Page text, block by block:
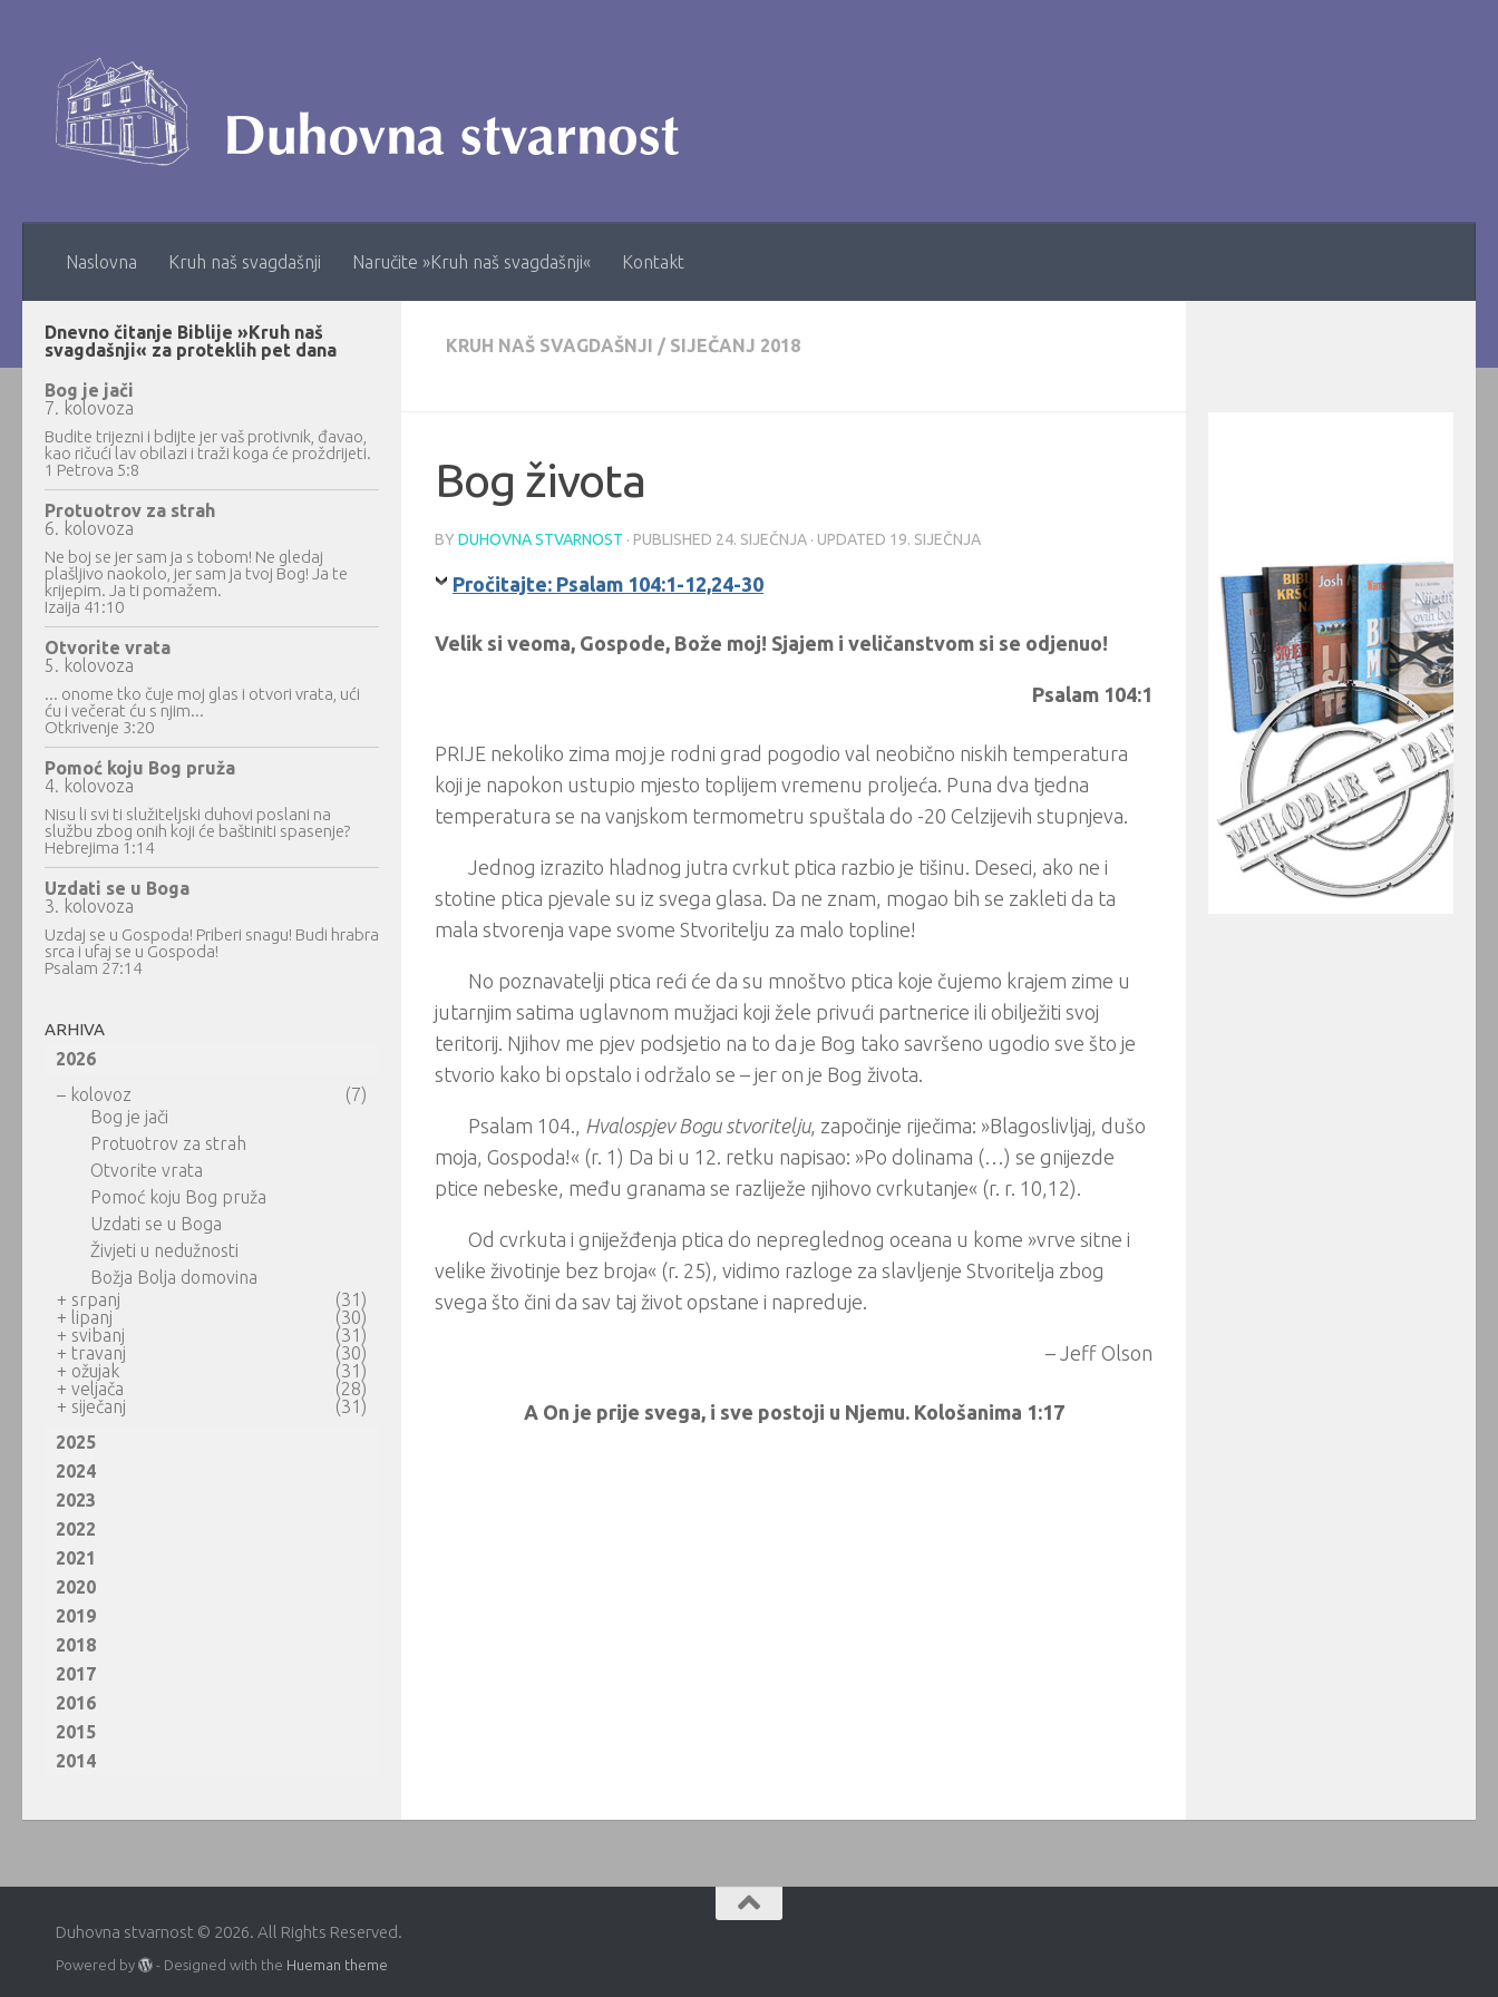
Naslovna Kruh naš svagdašnji Naručite »Kruh naš svagdašnji« Kontakt
KRUH NAŠ SVAGDAŠNJI / SIJEČANJ 2018
Bog života
BY DUHOVNA STVARNOST · PUBLISHED 24. SIJEČNJA · UPDATED 19. SIJEČNJA
Pročitajte: Psalam 104:1-12,24-30
Velik si veoma, Gospode, Bože moj! Sjajem i veličanstvom si se odjenuo!
Psalam 104:1
PRIJE nekoliko zima moj je rodni grad pogodio val neobično niskih temperatura
koji je napokon ustupio mjesto toplijem vremenu proljeća. Puna dva tjedna
temperatura se na vanjskom termometru spuštala do -20 Celzijevih stupnjeva.
Jednog izrazito hladnog jutra cvrkut ptica razbio je tišinu. Deseci, ako ne i
stotine ptica pjevale su iz svega glasa. Da ne znam, mogao bih se zakleti da ta
mala stvorenja vape svome Stvoritelju za malo topline!
No poznavatelji ptica reći će da su mnoštvo ptica koje čujemo krajem zime u
jutarnjim satima uglavnom mužjaci koji žele privući partnerice ili obilježiti svoj
teritorij. Njihov me pjev podsjetio na to da je Bog tako savršeno ugodio sve što je
stvorio kako bi opstalo i održalo se – jer on je Bog života.
Psalam 104., Hvalospjev Bogu stvoritelju, započinje riječima: »Blagoslivljaj, dušo
moja, Gospoda!« (r. 1) Da bi u 12. retku napisao: »Po dolinama (…) se gnijezde
ptice nebeske, među granama se razliježe njihovo cvrkutanje« (r. r. 10,12).
Od cvrkuta i gniježđenja ptica do nepreglednog oceana u kome »vrve sitne i
velike životinje bez broja« (r. 25), vidimo razloge za slavljenje Stvoritelja zbog
svega što čini da sav taj život opstane i napreduje.
– Jeff Olson
A On je prije svega, i sve postoji u Njemu. Kološanima 1:17
Dnevno čitanje Biblije »Kruh naš
svagdašnji« za proteklih pet dana
Bog je jači
7. kolovoza
Budite trijezni i bdijte jer vaš protivnik, đavao,
kao ričući lav obilazi i traži koga će proždrijeti.
1 Petrova 5:8
Protuotrov za strah
6. kolovoza
Ne boj se jer sam ja s tobom! Ne gledaj
plašljivo naokolo, jer sam ja tvoj Bog! Ja te
krijepim. Ja ti pomažem.
Izaija 41:10
Otvorite vrata
5. kolovoza
... onome tko čuje moj glas i otvori vrata, ući
ću i večerat ću s njim...
Otkrivenje 3:20
Pomoć koju Bog pruža
4. kolovoza
Nisu li svi ti služiteljski duhovi poslani na
službu zbog onih koji će baštiniti spasenje?
Hebrejima 1:14
Uzdati se u Boga
3. kolovoza
Uzdaj se u Gospoda! Priberi snagu! Budi hrabra
srca i ufaj se u Gospoda!
Psalam 27:14
ARHIVA
2026
– kolovoz
(7)
Bog je jači
Protuotrov za strah
Otvorite vrata
Pomoć koju Bog pruža
Uzdati se u Boga
Živjeti u nedužnosti
Božja Bolja domovina
+ srpanj
(31)
+ lipanj
(30)
+ svibanj
(31)
+ travanj
(30)
+ ožujak
(31)
+ veljača
(28)
+ siječanj
(31)
2025
2024
2023
2022
2021
2020
2019
2018
2017
2016
2015
2014
Duhovna stvarnost © 2026. All Rights Reserved.
Powered by - Designed with the Hueman theme